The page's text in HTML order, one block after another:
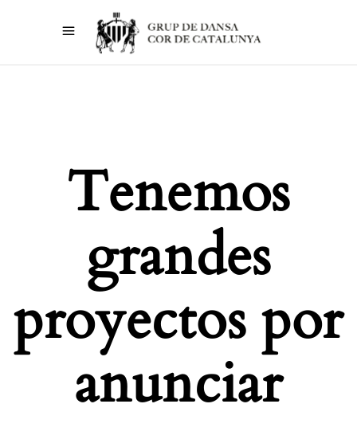
Tenemos
grandes
proyectos por
anunciar